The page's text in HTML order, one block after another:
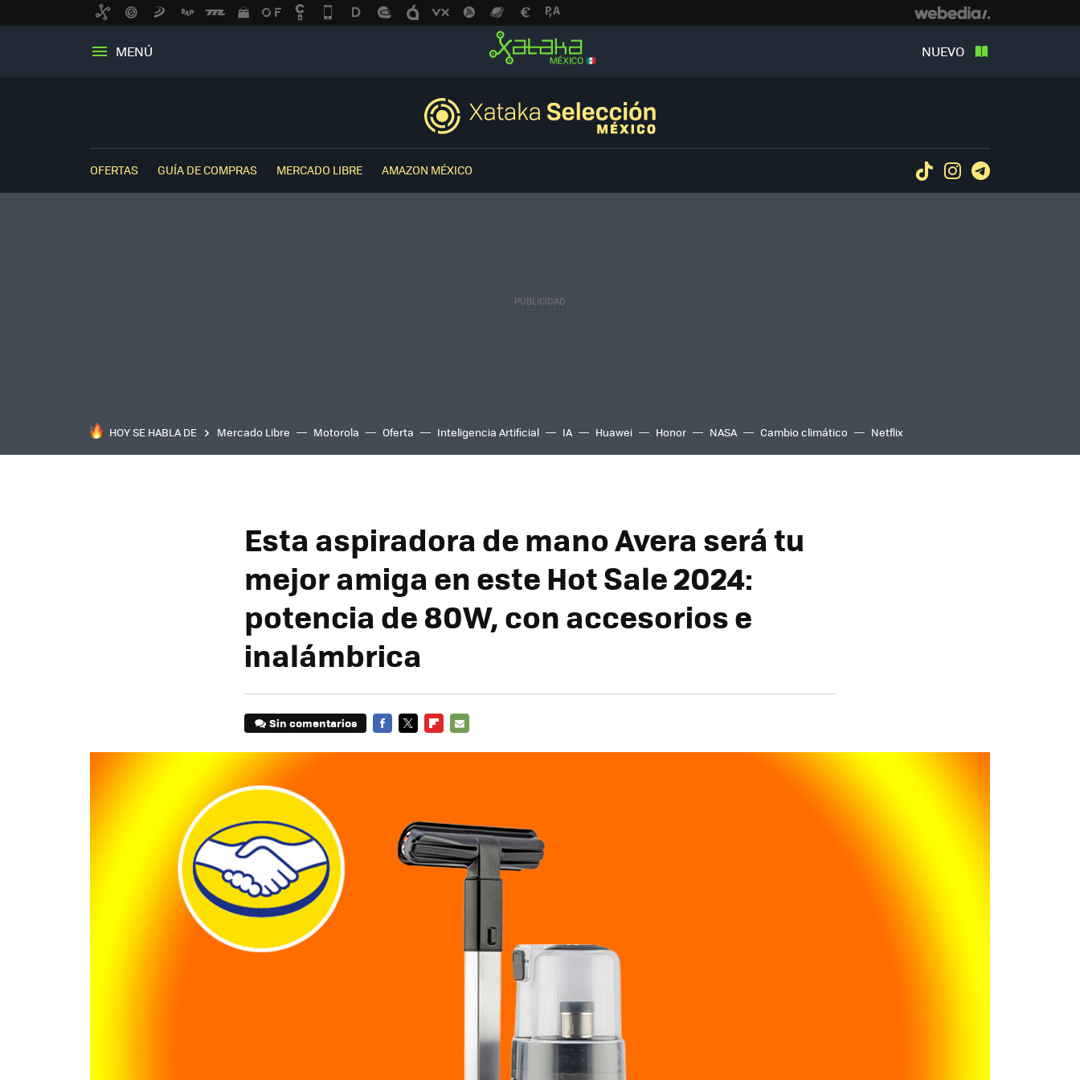
MENÚ NUEVO
OFERTAS GUÍA DE COMPRAS MERCADO LIBRE AMAZON MÉXICO TiktokInstagram
HOY SE HABLA DE Mercado Libre Motorola Oferta Inteligencia Artificial IA Huawei Honor NASA Cambio climático Netflix
Esta aspiradora de mano Avera será tu
mejor amiga en este Hot Sale 2024:
potencia de 80W, con accesorios e
inalámbrica
Sin comentarios